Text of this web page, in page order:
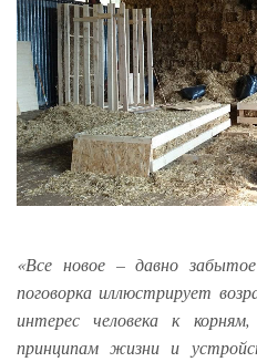
«Все новое – давно
поговорка иллюстрирует
интерес человека к
принципам жизни и